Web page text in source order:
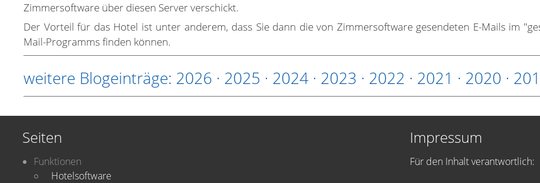
Zimmersoftware über diesen Server verschickt.
Der Vorteil für das Hotel ist unter anderem, dass Sie dann die von Zimmersoftware gesendeten E-Mails im
Mail-Programms finden können.
weitere Blogeinträge: 2026 · 2025 · 2024 · 2023 · 2022 · 2021 · 2020 ·
Seiten
Funktionen
Hotelsoftware
Impressum
Für den Inhalt verantwortlich: